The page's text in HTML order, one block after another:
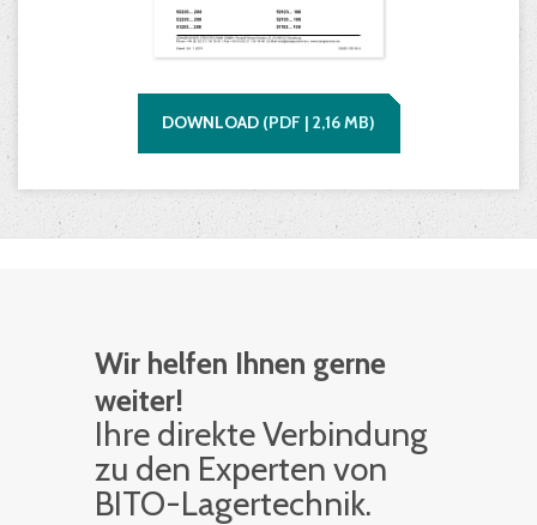
DOWNLOAD (PDF | 2,16MB)
Wir helfen Ihnen gerne
weiter!
Ihre di­rek­te Ver­bin­dung
zu den Ex­per­ten von
BITO-La­ger­tech­nik.